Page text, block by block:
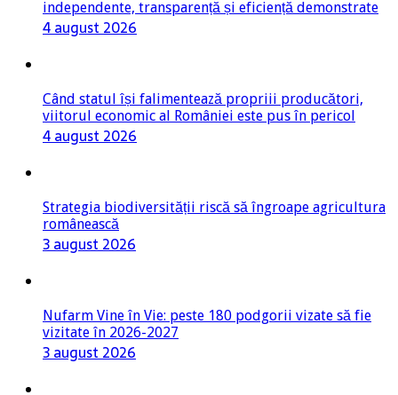
independente, transparență și eficiență demonstrate
4 august 2026
Când statul își falimentează propriii producători,
viitorul economic al României este pus în pericol
4 august 2026
Strategia biodiversității riscă să îngroape agricultura
românească
3 august 2026
Nufarm Vine în Vie: peste 180 podgorii vizate să fie
vizitate în 2026-2027
3 august 2026